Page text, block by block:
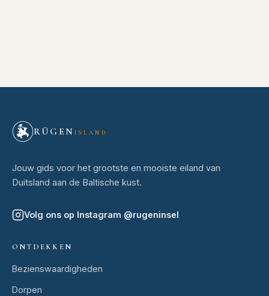
RÜGEN ISLAND
Jouw gids voor het grootste en mooiste eiland van
Duitsland aan de Baltische kust.
Volg ons op Instagram @rugeninsel
ONTDEKKEN
Bezienswaardigheden
Dorpen